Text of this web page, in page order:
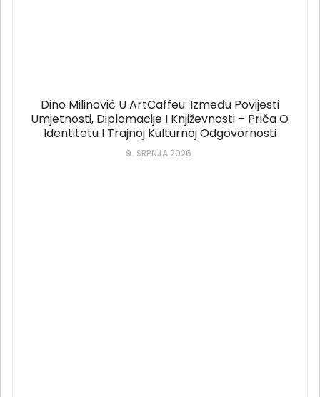
Dino Milinović U ArtCaffeu: Između Povijesti
Umjetnosti, Diplomacije I Književnosti – Priča O
Identitetu I Trajnoj Kulturnoj Odgovornosti
9. SRPNJA 2026.